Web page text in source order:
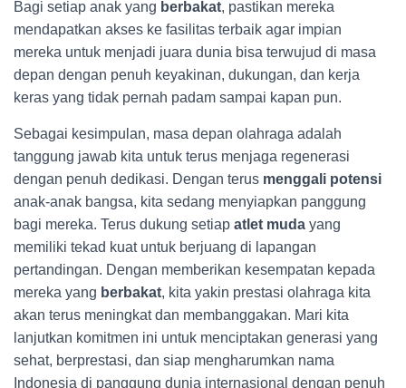
Bagi setiap anak yang berbakat, pastikan mereka
mendapatkan akses ke fasilitas terbaik agar impian
mereka untuk menjadi juara dunia bisa terwujud di masa
depan dengan penuh keyakinan, dukungan, dan kerja
keras yang tidak pernah padam sampai kapan pun.
Sebagai kesimpulan, masa depan olahraga adalah
tanggung jawab kita untuk terus menjaga regenerasi
dengan penuh dedikasi. Dengan terus menggali potensi
anak-anak bangsa, kita sedang menyiapkan panggung
bagi mereka. Terus dukung setiap atlet muda yang
memiliki tekad kuat untuk berjuang di lapangan
pertandingan. Dengan memberikan kesempatan kepada
mereka yang berbakat, kita yakin prestasi olahraga kita
akan terus meningkat dan membanggakan. Mari kita
lanjutkan komitmen ini untuk menciptakan generasi yang
sehat, berprestasi, dan siap mengharumkan nama
Indonesia di panggung dunia internasional dengan penuh